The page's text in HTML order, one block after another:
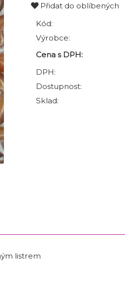
Přidat do oblíbených
Kód:
Výrobce:
Cena s DPH:
DPH:
Dostupnost:
Sklad:
listrem